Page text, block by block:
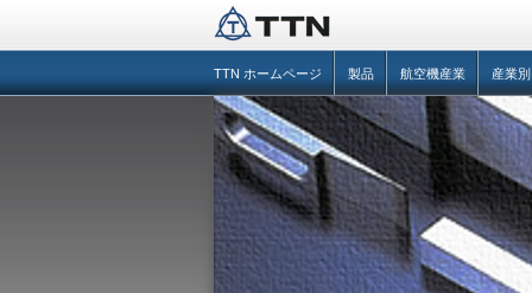
TTN ホームページ 製品 航空機産業 産業